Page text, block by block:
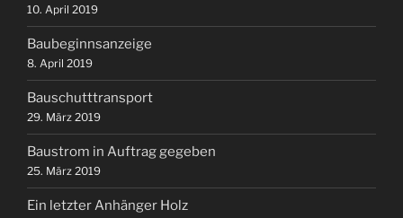
10. April 2019
Baubeginnsanzeige
8. April 2019
Bauschutttransport
29. März 2019
Baustrom in Auftrag gegeben
25. März 2019
Ein letzter Anhänger Holz